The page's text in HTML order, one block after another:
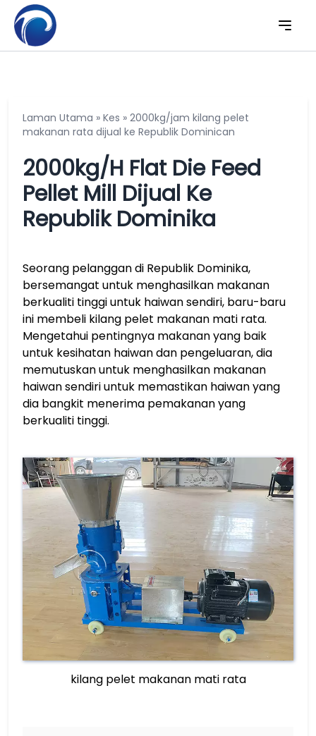
Laman Utama » Kes » 2000kg/jam kilang pelet
makanan rata dijual ke Republik Dominican
2000kg/h Flat Die Feed
Pellet Mill Dijual Ke
Republik Dominika
Seorang pelanggan di Republik Dominika,
bersemangat untuk menghasilkan makanan
berkualiti tinggi untuk haiwan sendiri, baru-baru
ini membeli kilang pelet makanan mati rata.
Mengetahui pentingnya makanan yang baik
untuk kesihatan haiwan dan pengeluaran, dia
memutuskan untuk menghasilkan makanan
haiwan sendiri untuk memastikan haiwan yang
dia bangkit menerima pemakanan yang
berkualiti tinggi.
kilang pelet makanan mati rata